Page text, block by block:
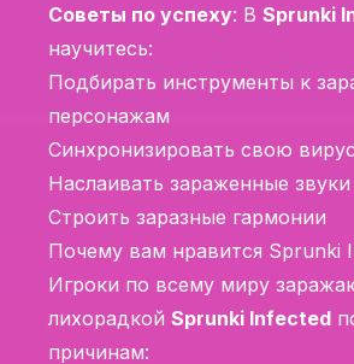
Советы по успеху: В Sprunki
научитесь:
Подбирать инструменты к
персонажам
Синхронизировать свою
Наслаивать зараженные звуки
Строить заразные гармонии
Почему вам нравится Sprunki
Игроки по всему миру
лихорадкой Sprunki Infected
причинам: